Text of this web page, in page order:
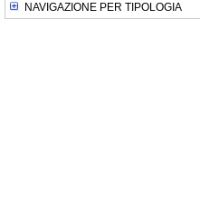
NAVIGAZIONE PER TIPOLOGIA